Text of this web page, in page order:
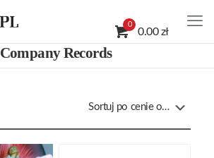
0
0.00 zł
Company Records